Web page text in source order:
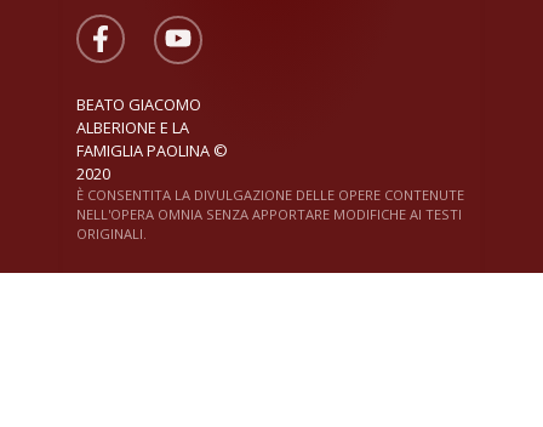
BEATO GIACOMO
ALBERIONE E LA
FAMIGLIA PAOLINA ©
2020
È CONSENTITA LA DIVULGAZIONE DELLE OPERE CONTENUTE
NELL'OPERA OMNIA SENZA APPORTARE MODIFICHE AI TESTI
ORIGINALI.